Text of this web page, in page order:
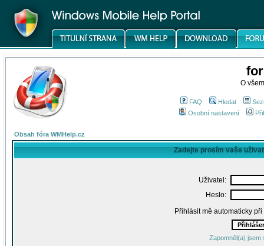
O
FAQ Hledat
Osobní nastavení
Obsah fóra WMHelp.cz
Zadejte prosím vaše
Uživatel:
Heslo:
Přihlásit mě automaticky
Zapomněl(a) jsem